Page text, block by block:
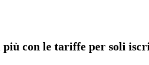
più con le tariffe per soli